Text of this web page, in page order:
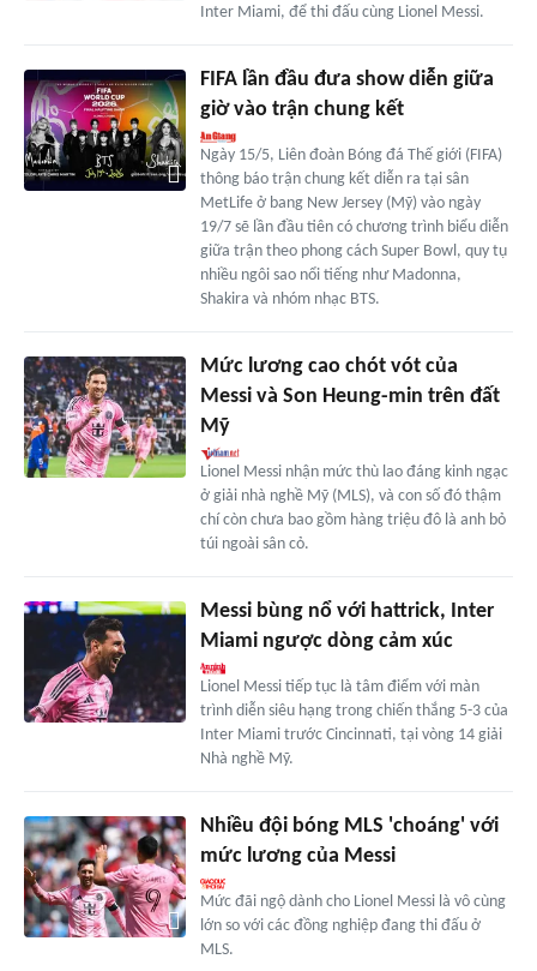
Inter Miami, để thi đấu cùng Lionel Messi.
FIFA lần đầu đưa show diễn giữa
giờ vào trận chung kết
Ngày 15/5, Liên đoàn Bóng đá Thế giới (FIFA)
thông báo trận chung kết diễn ra tại sân
MetLife ở bang New Jersey (Mỹ) vào ngày
19/7 sẽ lần đầu tiên có chương trình biểu diễn
giữa trận theo phong cách Super Bowl, quy tụ
nhiều ngôi sao nổi tiếng như Madonna,
Shakira và nhóm nhạc BTS.
Mức lương cao chót vót của
Messi và Son Heung-min trên đất
Mỹ
Lionel Messi nhận mức thù lao đáng kinh ngạc
ở giải nhà nghề Mỹ (MLS), và con số đó thậm
chí còn chưa bao gồm hàng triệu đô là anh bỏ
túi ngoài sân cỏ.
Messi bùng nổ với hattrick, Inter
Miami ngược dòng cảm xúc
Lionel Messi tiếp tục là tâm điểm với màn
trình diễn siêu hạng trong chiến thắng 5-3 của
Inter Miami trước Cincinnati, tại vòng 14 giải
Nhà nghề Mỹ.
Nhiều đội bóng MLS 'choáng' với
mức lương của Messi
Mức đãi ngộ dành cho Lionel Messi là vô cùng
lớn so với các đồng nghiệp đang thi đấu ở
MLS.